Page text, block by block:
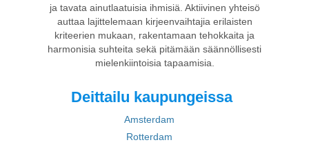
ja tavata ainutlaatuisia ihmisiä. Aktiivinen yhteisö
auttaa lajittelemaan kirjeenvaihtajia erilaisten
kriteerien mukaan, rakentamaan tehokkaita ja
harmonisia suhteita sekä pitämään säännöllisesti
mielenkiintoisia tapaamisia.
Deittailu kaupungeissa
Amsterdam
Rotterdam